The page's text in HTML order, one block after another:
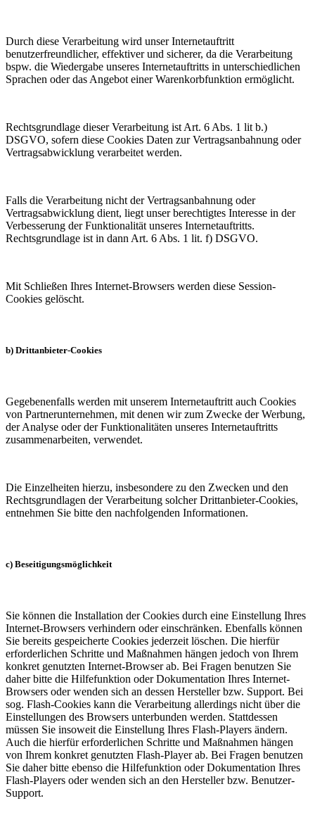
Durch diese Verarbeitung wird unser Internetauftritt
benutzerfreundlicher, effektiver und sicherer, da die Verarbeitung
bspw. die Wiedergabe unseres Internetauftritts in unterschiedlichen
Sprachen oder das Angebot einer Warenkorbfunktion ermöglicht.
Rechtsgrundlage dieser Verarbeitung ist Art. 6 Abs. 1 lit b.)
DSGVO, sofern diese Cookies Daten zur Vertragsanbahnung oder
Vertragsabwicklung verarbeitet werden.
Falls die Verarbeitung nicht der Vertragsanbahnung oder
Vertragsabwicklung dient, liegt unser berechtigtes Interesse in der
Verbesserung der Funktionalität unseres Internetauftritts.
Rechtsgrundlage ist in dann Art. 6 Abs. 1 lit. f) DSGVO.
Mit Schließen Ihres Internet-Browsers werden diese Session-
Cookies gelöscht.
b) Drittanbieter-Cookies
Gegebenenfalls werden mit unserem Internetauftritt auch Cookies
von Partnerunternehmen, mit denen wir zum Zwecke der Werbung,
der Analyse oder der Funktionalitäten unseres Internetauftritts
zusammenarbeiten, verwendet.
Die Einzelheiten hierzu, insbesondere zu den Zwecken und den
Rechtsgrundlagen der Verarbeitung solcher Drittanbieter-Cookies,
entnehmen Sie bitte den nachfolgenden Informationen.
c) Beseitigungsmöglichkeit
Sie können die Installation der Cookies durch eine Einstellung Ihres
Internet-Browsers verhindern oder einschränken. Ebenfalls können
Sie bereits gespeicherte Cookies jederzeit löschen. Die hierfür
erforderlichen Schritte und Maßnahmen hängen jedoch von Ihrem
konkret genutzten Internet-Browser ab. Bei Fragen benutzen Sie
daher bitte die Hilfefunktion oder Dokumentation Ihres Internet-
Browsers oder wenden sich an dessen Hersteller bzw. Support. Bei
sog. Flash-Cookies kann die Verarbeitung allerdings nicht über die
Einstellungen des Browsers unterbunden werden. Stattdessen
müssen Sie insoweit die Einstellung Ihres Flash-Players ändern.
Auch die hierfür erforderlichen Schritte und Maßnahmen hängen
von Ihrem konkret genutzten Flash-Player ab. Bei Fragen benutzen
Sie daher bitte ebenso die Hilfefunktion oder Dokumentation Ihres
Flash-Players oder wenden sich an den Hersteller bzw. Benutzer-
Support.